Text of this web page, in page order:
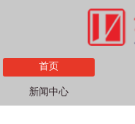
首页
新闻中心